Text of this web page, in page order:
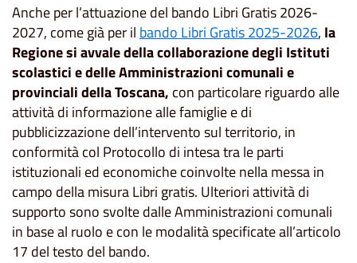
Anche per l’attuazione del bando Libri Gratis 2026-
2027, come già per il bando Libri Gratis 2025-2026, la
Regione si avvale della collaborazione degli Istituti
scolastici e delle Amministrazioni comunali e
provinciali della Toscana, con particolare riguardo alle
attività di informazione alle famiglie e di
pubblicizzazione dell’intervento sul territorio, in
conformità col Protocollo di intesa tra le parti
istituzionali ed economiche coinvolte nella messa in
campo della misura Libri gratis. Ulteriori attività di
supporto sono svolte dalle Amministrazioni comunali
in base al ruolo e con le modalità specificate all’articolo
17 del testo del bando.